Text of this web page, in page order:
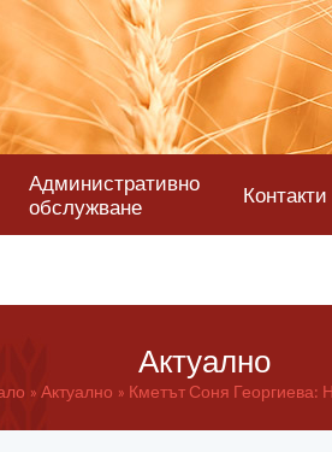
Административно
обслужване
Контакти
Актуално
Актуално Кметът Соня Георгиева: